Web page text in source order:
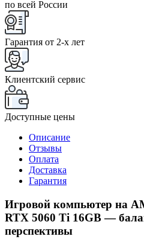
по всей России
Гарантия от 2-x лет
Клиентский сервис
Доступные цены
Описание
Отзывы
Оплата
Доставка
Гарантия
Игровой компьютер на
RTX 5060 Ti 16GB —
перспективы